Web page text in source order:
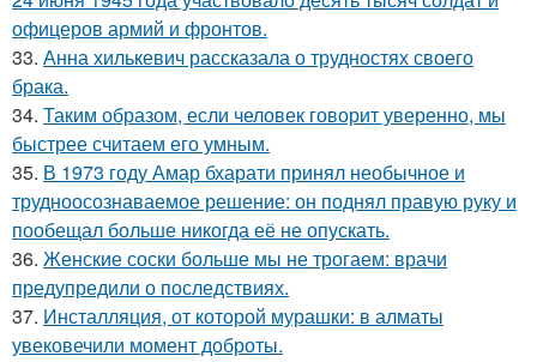
офицеров армий и фронтов.
33. Анна хилькевич рассказала о трудностях своего
брака.
34. Таким образом, если человек говорит уверенно, мы
быстрее считаем его умным.
35. В 1973 году Амар бхарати принял необычное и
трудноосознаваемое решение: он поднял правую руку и
пообещал больше никогда её не опускать.
36. Женские соски больше мы не трогаем: врачи
предупредили о последствиях.
37. Инсталляция, от которой мурашки: в алматы
увековечили момент доброты.